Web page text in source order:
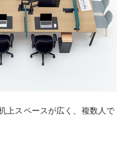
上スペースが広く、複数人で